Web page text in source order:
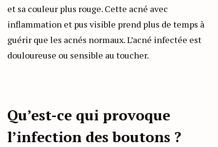
et sa couleur plus rouge. Cette acné avec
inflammation et pus visible prend plus de temps à
guérir que les acnés normaux. L’acné infectée est
douloureuse ou sensible au toucher.
Qu’est-ce qui provoque
l’infection des boutons ?